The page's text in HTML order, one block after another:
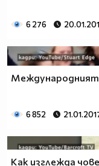
6 276
Международният
6 852
Как изглежда